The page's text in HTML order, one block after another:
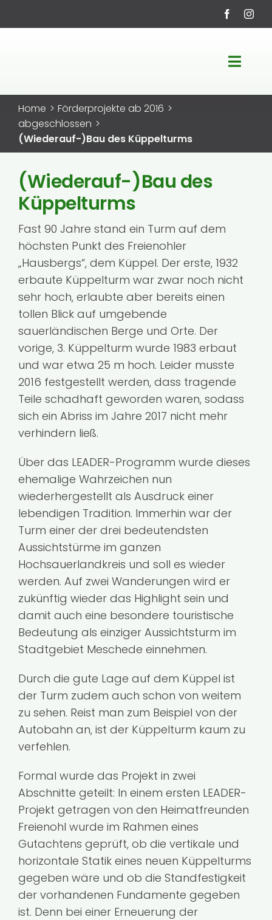
Inhalt
Toggle
Startseite
LEADER-Region
Fördermöglichkeiten
Service
Kontakt
Home
Förderprojekte ab 2016
abgeschlossen
(Wiederauf-)Bau des Küppelturms
(Wiederauf-)Bau des
Küppelturms
Fast 90 Jahre stand ein Turm auf dem
höchsten Punkt des Freienohler
„Hausbergs“, dem Küppel. Der erste, 1932
erbaute Küppelturm war zwar noch nicht
sehr hoch, erlaubte aber bereits einen
tollen Blick auf umgebende
sauerländischen Berge und Orte. Der
vorige, 3. Küppelturm wurde 1983 erbaut
und war etwa 25 m hoch. Leider musste
2016 festgestellt werden, dass tragende
Teile schadhaft geworden waren, sodass
sich ein Abriss im Jahre 2017 nicht mehr
verhindern ließ.
Über das LEADER-Programm wurde dieses
ehemalige Wahrzeichen nun
wiederhergestellt als Ausdruck einer
lebendigen Tradition. Immerhin war der
Turm einer der drei bedeutendsten
Aussichtstürme im ganzen
Hochsauerlandkreis und soll es wieder
werden. Auf zwei Wanderungen wird er
zukünftig wieder das Highlight sein und
damit auch eine besondere touristische
Bedeutung als einziger Aussichtsturm im
Stadtgebiet Meschede einnehmen.
Durch die gute Lage auf dem Küppel ist
der Turm zudem auch schon von weitem
zu sehen. Reist man zum Beispiel von der
Autobahn an, ist der Küppelturm kaum zu
verfehlen.
Formal wurde das Projekt in zwei
Abschnitte geteilt: In einem ersten LEADER-
Projekt getragen von den Heimatfreunden
Freienohl wurde im Rahmen eines
Gutachtens geprüft, ob die vertikale und
horizontale Statik eines neuen Küppelturms
gegeben wäre und ob die Standfestigkeit
der vorhandenen Fundamente gegeben
ist. Denn bei einer Erneuerung der